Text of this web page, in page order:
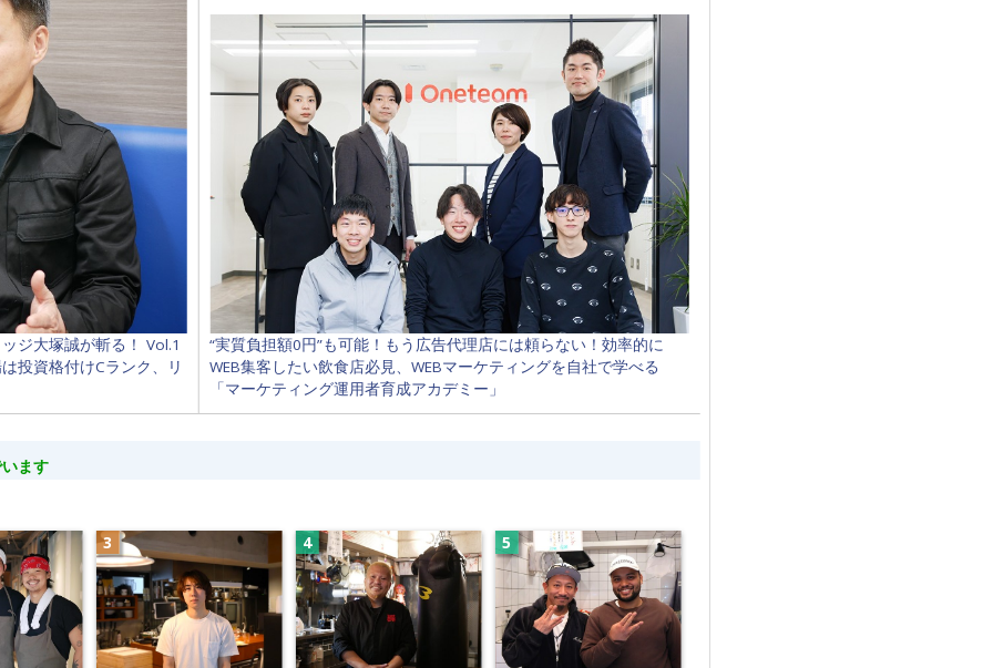
ジ大塚誠が斬る！ Vol.1
投資格付けCランク、リ
“実質負担額0円”も可能！もう広告代理店には頼らない！効率的に
WEB集客したい飲食店必見、WEBマーケティングを自社で学べる
「マーケティング運用者育成アカデミー」
ます